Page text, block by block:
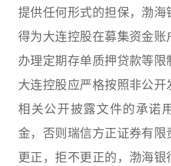
提供任何形式的担保，渤海
得为大连控股在募集资金账
办理定期存单质押贷款等限
大连控股应严格按照非公开
相关公开披露文件的承诺
金，否则瑞信方正证券有限
更正，拒不更正的，渤海银